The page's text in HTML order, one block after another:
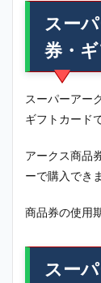
スー
券・
スーパーアー
ギフトカード
アークス商品
ーで購入でき
商品券の使用
スー